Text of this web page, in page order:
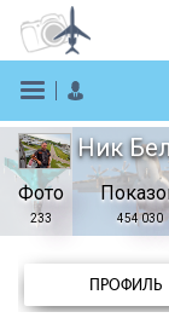
Ник
Фото
233 454 030
ПРОФИЛЬ